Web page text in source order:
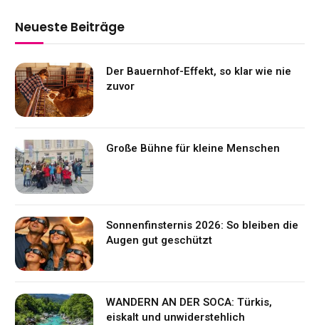
Neueste Beiträge
Der Bauernhof-Effekt, so klar wie nie
zuvor
Große Bühne für kleine Menschen
Sonnenfinsternis 2026: So bleiben die
Augen gut geschützt
WANDERN AN DER SOCA: Türkis,
eiskalt und unwiderstehlich